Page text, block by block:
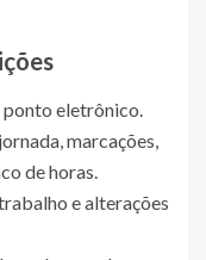
ponto eletrônico.
marcações,
de horas.
e alterações